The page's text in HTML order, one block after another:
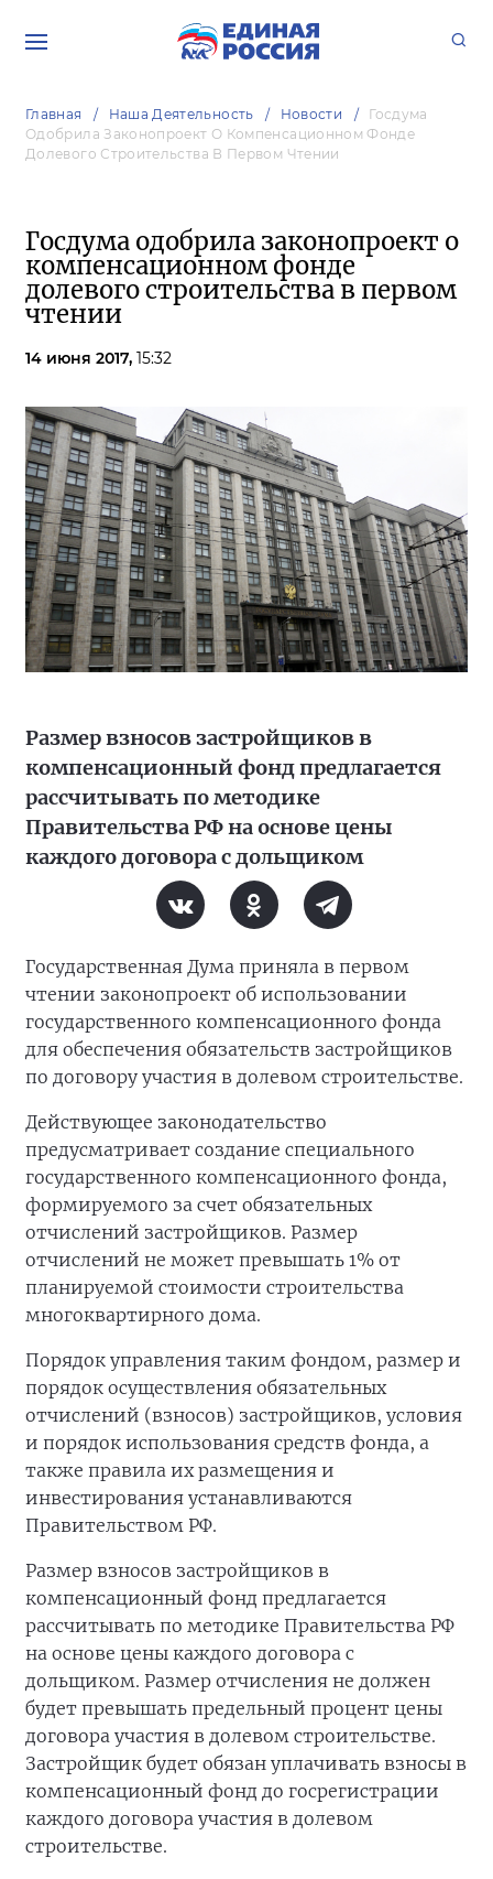
Главная Наша Деятельность Новости
Госдума
Одобрила Законопроект О Компенсационном Фонде
Долевого Строительства В Первом Чтении
Госдума одобрила законопроект о
компенсационном фонде
долевого строительства в первом
чтении
14 июня 2017, 15:32
Размер взносов застройщиков в
компенсационный фонд предлагается
рассчитывать по методике
Правительства РФ на основе цены
каждого договора с дольщиком
Государственная Дума приняла в первом
чтении законопроект об использовании
государственного компенсационного фонда
для обеспечения обязательств застройщиков
по договору участия в долевом строительстве.
Действующее законодательство
предусматривает создание специального
государственного компенсационного фонда,
формируемого за счет обязательных
отчислений застройщиков. Размер
отчислений не может превышать 1% от
планируемой стоимости строительства
многоквартирного дома.
Порядок управления таким фондом, размер и
порядок осуществления обязательных
отчислений (взносов) застройщиков, условия
и порядок использования средств фонда, а
также правила их размещения и
инвестирования устанавливаются
Правительством РФ.
Размер взносов застройщиков в
компенсационный фонд предлагается
рассчитывать по методике Правительства РФ
на основе цены каждого договора с
дольщиком. Размер отчисления не должен
будет превышать предельный процент цены
договора участия в долевом строительстве.
Застройщик будет обязан уплачивать взносы в
компенсационный фонд до госрегистрации
каждого договора участия в долевом
строительстве.